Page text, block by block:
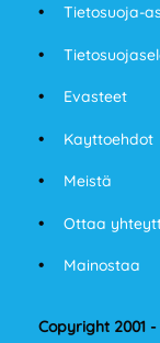
Tietosuoja-
Evasteet
Kayttoehdot
Meistä
Ottaa
Mainostaa
Copyright 2001